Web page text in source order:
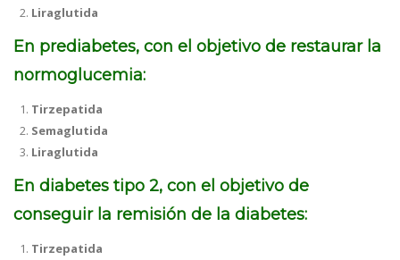
Liraglutida
En prediabetes, con el objetivo de restaurar la
normoglucemia:
Tirzepatida
Semaglutida
Liraglutida
En diabetes tipo 2, con el objetivo de
conseguir la remisión de la diabetes:
Tirzepatida